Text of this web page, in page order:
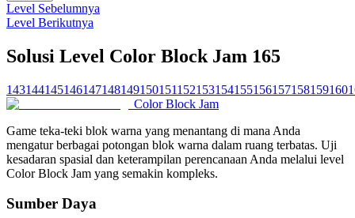
Level Sebelumnya
Level Berikutnya
Solusi Level Color Block Jam 165
143144145146147148149150151152153154155156157158159160
Color Block Jam
Game teka-teki blok warna yang menantang di mana Anda
mengatur berbagai potongan blok warna dalam ruang terbatas. Uji
kesadaran spasial dan keterampilan perencanaan Anda melalui level
Color Block Jam yang semakin kompleks.
Sumber Daya